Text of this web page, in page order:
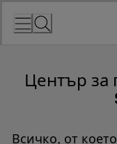
Център за
Всичко, от